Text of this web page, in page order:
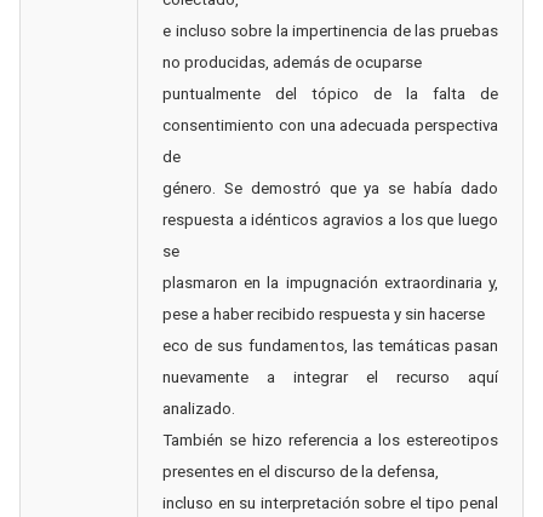
e incluso sobre la impertinencia de las pruebas
no producidas, además de ocuparse
puntualmente del tópico de la falta de
consentimiento con una adecuada perspectiva
de
género. Se demostró que ya se había dado
respuesta a idénticos agravios a los que luego
se
plasmaron en la impugnación extraordinaria y,
pese a haber recibido respuesta y sin hacerse
eco de sus fundamentos, las temáticas pasan
nuevamente a integrar el recurso aquí
analizado.
También se hizo referencia a los estereotipos
presentes en el discurso de la defensa,
incluso en su interpretación sobre el tipo penal